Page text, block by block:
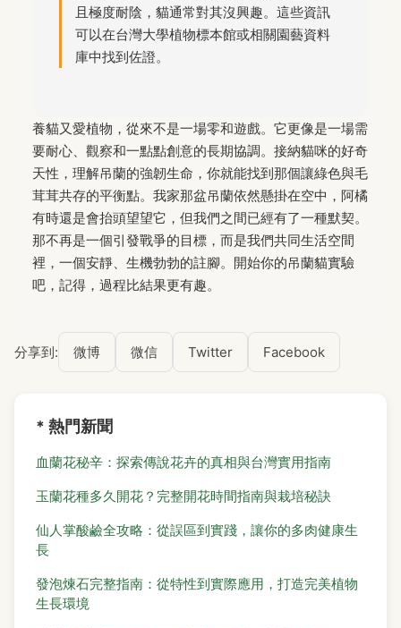
且極度耐陰，貓通常對其沒興趣。這些資訊
可以在台灣大學植物標本館或相關園藝資料
庫中找到佐證。
養貓又愛植物，從來不是一場零和遊戲。它更像是一場需
要耐心、觀察和一點點創意的長期協調。接納貓咪的好奇
天性，理解吊蘭的強韌生命，你就能找到那個讓綠色與毛
茸茸共存的平衡點。我家那盆吊蘭依然懸掛在空中，阿橘
有時還是會抬頭望望它，但我們之間已經有了一種默契。
那不再是一個引發戰爭的目標，而是我們共同生活空間
裡，一個安靜、生機勃勃的註腳。開始你的吊蘭貓實驗
吧，記得，過程比結果更有趣。
分享到: 微博 微信 Twitter Facebook
* 熱門新聞
血蘭花秘辛：探索傳說花卉的真相與台灣實用指南
玉蘭花種多久開花？完整開花時間指南與栽培秘訣
仙人掌酸鹼全攻略：從誤區到實踐，讓你的多肉健康生
長
發泡煉石完整指南：從特性到實際應用，打造完美植物
生長環境